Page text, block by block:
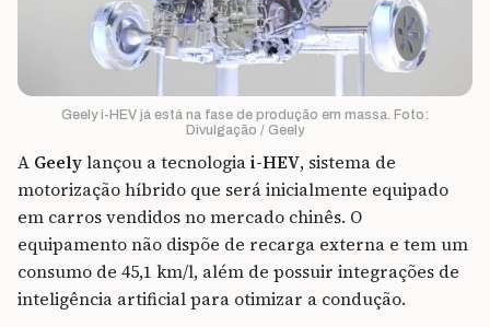
Geely i-HEV já está na fase de produção em massa. Foto:
Divulgação / Geely
A Geelylançou a tecnologiai-HEV, sistema de
motorização híbrido que será inicialmente equipado
em carros vendidos no mercado chinês. O
equipamento não dispõe de recarga externa e tem um
consumo de 45,1 km/l, além de possuir integrações de
inteligência artificial para otimizar a condução.